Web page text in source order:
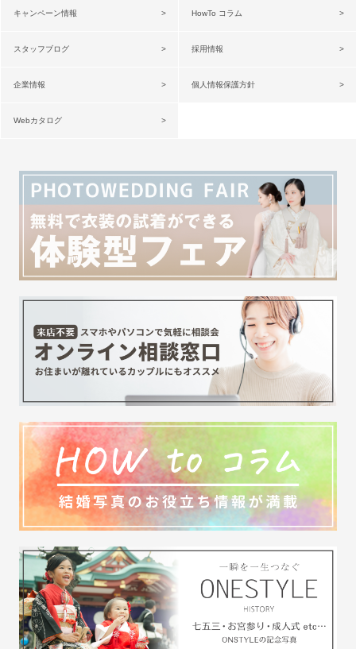
キャンペーン情報 HowTo コラム
スタッフブログ 採用情報
企業情報 個人情報保護方針
Webカタログ